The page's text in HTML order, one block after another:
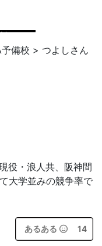
ト
備校 > つよし さん
役・浪人共、阪神間
大学並みの競争率で
あるある 14